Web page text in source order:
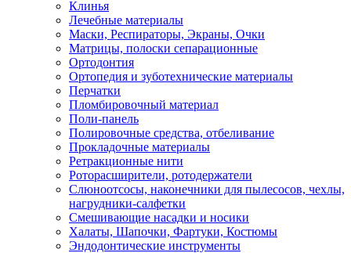
Клинья
Лечебные материалы
Маски, Респираторы, Экраны, Очки
Матрицы, полоски сепарационные
Ортодонтия
Ортопедия и зуботехнические материалы
Перчатки
Пломбировочный материал
Поли-панель
Полировочные средства, отбеливание
Прокладочные материалы
Ретракционные нити
Роторасширители, ротодержатели
Слюноотсосы, наконечники для пылесосов, чехлы,
нагрудники-салфетки
Смешивающие насадки и носики
Халаты, Шапочки, Фартуки, Костюмы
Эндодонтические инструменты